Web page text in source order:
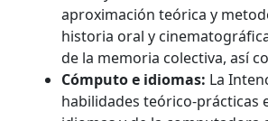
aproximación teórica y
historia oral y
de la memoria colectiva, así
Cómputo e idiomas: La
habilidades teórico-prácticas